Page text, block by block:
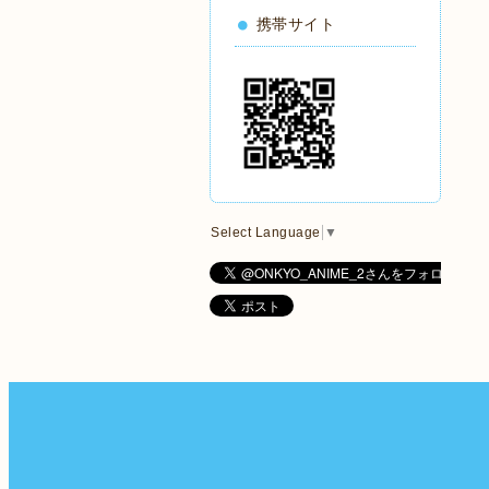
携帯サイト
Select Language ▼